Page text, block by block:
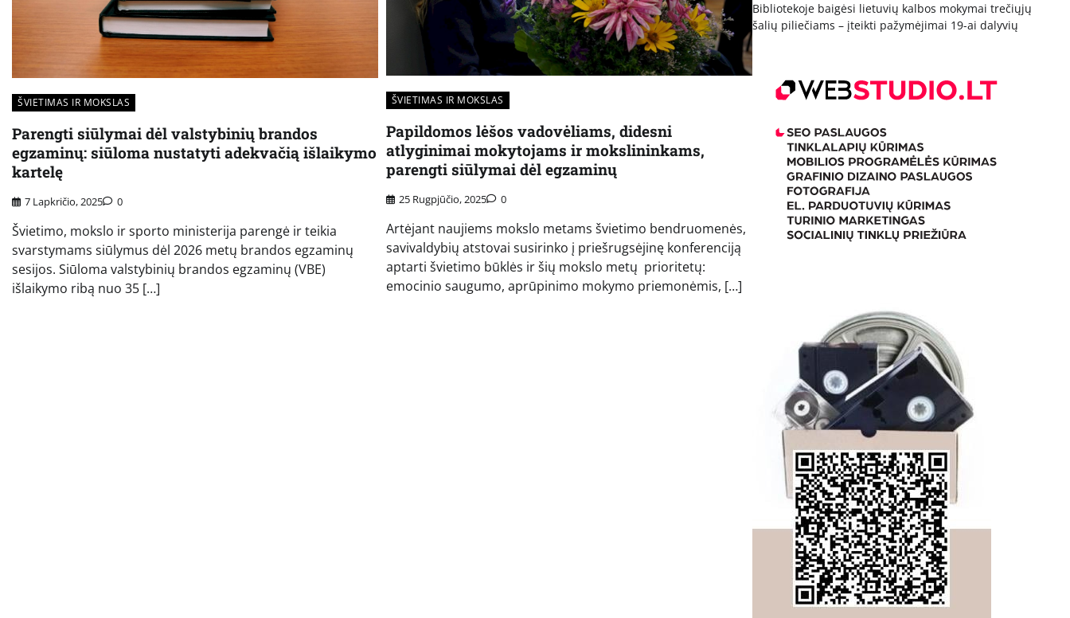
ŠVIETIMAS IR MOKSLAS
Parengti siūlymai dėl valstybinių brandos
egzaminų: siūloma nustatyti adekvačią išlaikymo
kartelę
7 Lapkričio, 2025 0
Švietimo, mokslo ir sporto ministerija parengė ir teikia
svarstymams siūlymus dėl 2026 metų brandos egzaminų
sesijos. Siūloma valstybinių brandos egzaminų (VBE)
išlaikymo ribą nuo 35 […]
ŠVIETIMAS IR MOKSLAS
Papildomos lėšos vadovėliams, didesni
atlyginimai mokytojams ir mokslininkams,
parengti siūlymai dėl egzaminų
25 Rugpjūčio, 2025 0
Artėjant naujiems mokslo metams švietimo bendruomenės,
savivaldybių atstovai susirinko į priešrugsėjinę konferenciją
aptarti švietimo būklės ir šių mokslo metų prioritetų:
emocinio saugumo, aprūpinimo mokymo priemonėmis, […]
Bibliotekoje baigėsi lietuvių kalbos mokymai trečiųjų
šalių piliečiams – įteikti pažymėjimai 19-ai dalyvių